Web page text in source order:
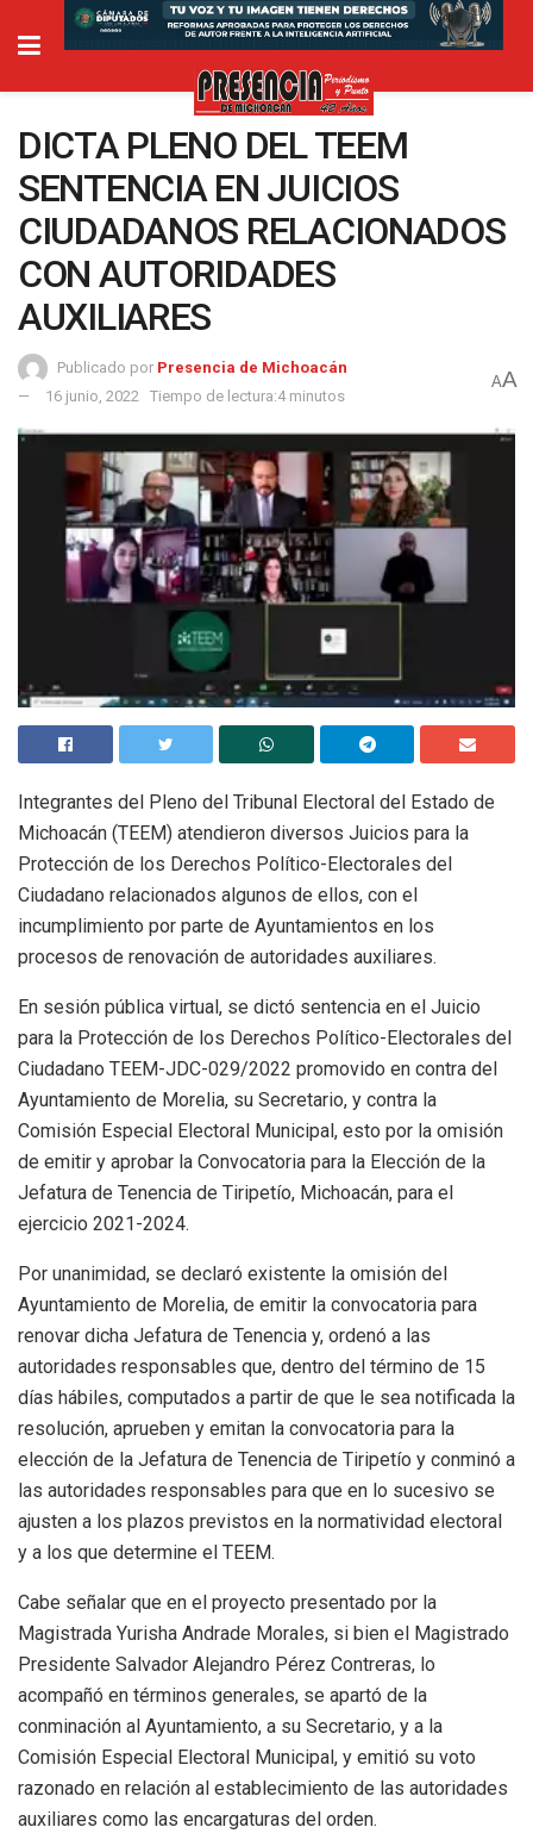
DICTA PLENO DEL TEEM
SENTENCIA EN JUICIOS
CIUDADANOS RELACIONADOS
CON AUTORIDADES
AUXILIARES
Publicado por Presencia de Michoacán
16 junio, 2022
Tiempo de lectura:4 minutos
AA
Integrantes del Pleno del Tribunal Electoral del Estado de
Michoacán (TEEM) atendieron diversos Juicios para la
Protección de los Derechos Político-Electorales del
Ciudadano relacionados algunos de ellos, con el
incumplimiento por parte de Ayuntamientos en los
procesos de renovación de autoridades auxiliares.
En sesión pública virtual, se dictó sentencia en el Juicio
para la Protección de los Derechos Político-Electorales del
Ciudadano TEEM-JDC-029/2022 promovido en contra del
Ayuntamiento de Morelia, su Secretario, y contra la
Comisión Especial Electoral Municipal, esto por la omisión
de emitir y aprobar la Convocatoria para la Elección de la
Jefatura de Tenencia de Tiripetío, Michoacán, para el
ejercicio 2021-2024.
Por unanimidad, se declaró existente la omisión del
Ayuntamiento de Morelia, de emitir la convocatoria para
renovar dicha Jefatura de Tenencia y, ordenó a las
autoridades responsables que, dentro del término de 15
días hábiles, computados a partir de que le sea notificada la
resolución, aprueben y emitan la convocatoria para la
elección de la Jefatura de Tenencia de Tiripetío y conminó a
las autoridades responsables para que en lo sucesivo se
ajusten a los plazos previstos en la normatividad electoral
y a los que determine el TEEM.
Cabe señalar que en el proyecto presentado por la
Magistrada Yurisha Andrade Morales, si bien el Magistrado
Presidente Salvador Alejandro Pérez Contreras, lo
acompañó en términos generales, se apartó de la
conminación al Ayuntamiento, a su Secretario, y a la
Comisión Especial Electoral Municipal, y emitió su voto
razonado en relación al establecimiento de las autoridades
auxiliares como las encargaturas del orden.